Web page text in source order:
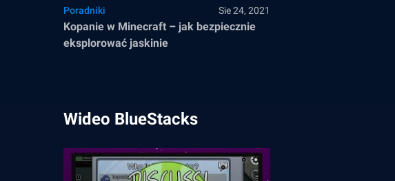
Poradniki Sie 24, 2021
Kopanie w Minecraft – jak bezpiecznie
eksplorować jaskinie
Wideo BlueStacks